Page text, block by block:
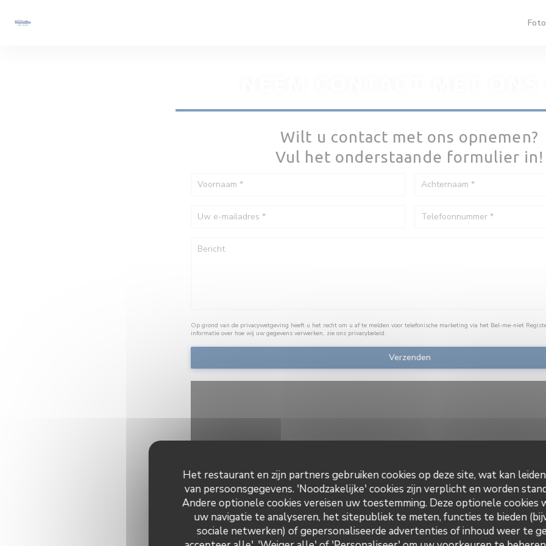
Het restaurant en zijn partners gebruiken cookies op deze site, wat kan
van persoonsgegevens. 'Noodzakelijke' cookies zijn verplicht en worden
Andere optionele cookies vereisen uw toestemming. Deze optionele cookies
uw navigatie te analyseren, het sitepubliek te meten, functies te bieden
sociale netwerken) of gepersonaliseerde advertenties of inhoud weer te
Wilt u contact met ons opnemen?
Vul het onderstaande formulier in!
Op grond van de privacywetgeving heeft u het recht om u af te melden voor telefonische marketing via het Bel-me-niet
informatie over hoe wij uw gegevens verwerken, zie ons privacybeleid.
Om de interactieve Waze-kaart weer te geven, moet u Waze Map (Google) cookies accepteren. Deze
locatiegegevens verzamelen.
Toestaan